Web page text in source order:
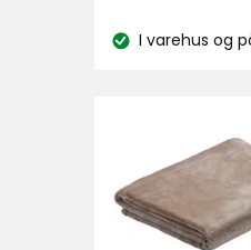
på
Lagerbalanse:
I varehus og